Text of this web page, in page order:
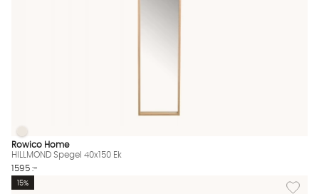
HILLMOND Spegel 40x150 Ek Finns även i dessa färger:
HILLMOND Spegel 40x150 Ek
Rowico Home
HILLMOND Spegel 40x150 Ek
1595 :-
Lägg
15%